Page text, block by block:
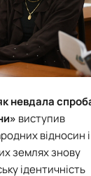
невдала
виступив
відносин і
землях знову
ідентичність